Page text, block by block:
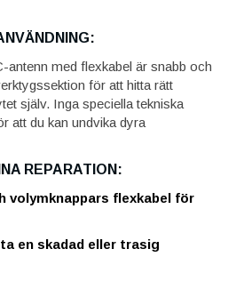
antenn med flexkabel är snabb och
för att hitta rätt
själv. Inga speciella tekniska
att du kan undvika dyra
REPARATION:
volymknappars flexkabel för
en skadad eller trasig